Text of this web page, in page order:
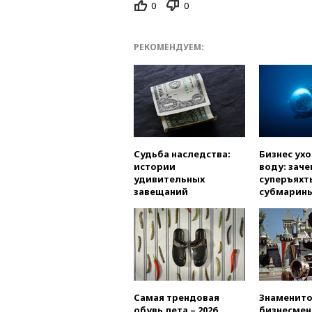
0 0
РЕКОМЕНДУЕМ:
Судьба наследства:
истории
удивительных
завещаний
Бизнес
воду:
Самая трендовая